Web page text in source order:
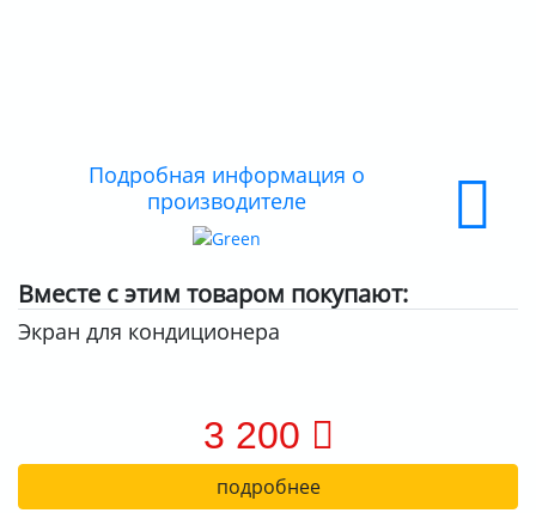
Подробная информация о
производителе
Вместе с этим товаром покупают:
Экран для кондиционера
3 200
подробнее